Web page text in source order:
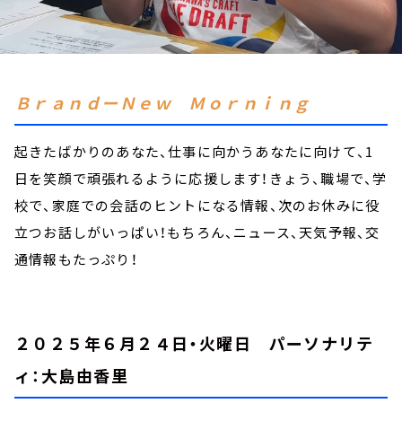
ＢｒａｎｄーＮｅｗ Ｍｏｒｎｉｎｇ
起きたばかりのあなた、仕事に向かうあなたに向けて、1
日を笑顔で頑張れるように応援します！きょう、職場で、学
校で、家庭での会話のヒントになる情報、次のお休みに役
立つお話しがいっぱい！もちろん、ニュース、天気予報、交
通情報もたっぷり！
２０２５年６月２４日・火曜日 パーソナリテ
ィ：大島由香里